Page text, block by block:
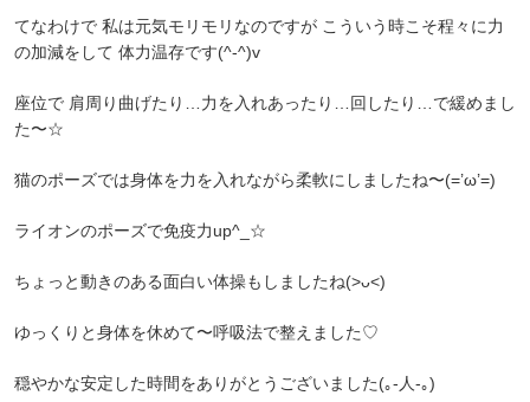
てなわけで 私は元気モリモリなのですが こういう時こそ程々に力
の加減をして 体力温存です(^-^)v
座位で 肩周り曲げたり…力を入れあったり…回したり…で緩めまし
た〜☆
猫のポーズでは身体を力を入れながら柔軟にしましたね〜(=’ω’=)
ライオンのポーズで免疫力up^_☆
ちょっと動きのある面白い体操もしましたね(>ᴗ<)
ゆっくりと身体を休めて〜呼吸法で整えました♡
穏やかな安定した時間をありがとうございました(｡-人-｡)